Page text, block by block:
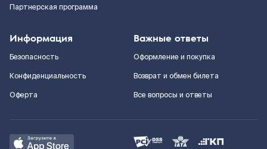
Партнерская программа
Информация
Безопасность
Конфиденциальность
Оферта
Важные ответы
Оформление и покупка
Возврат и обмен билета
Все вопросы и ответы